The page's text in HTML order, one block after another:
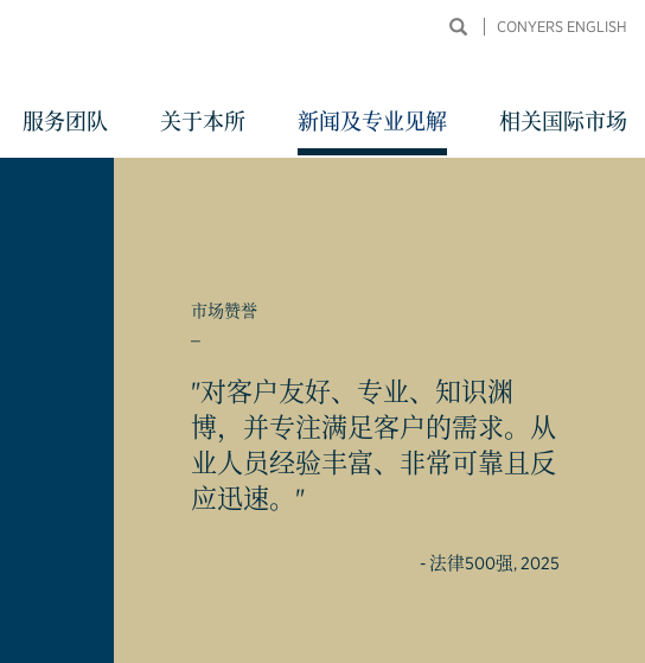
CONYERS ENGLISH
服务团队 关于本所 新闻及专业见解 相关国际市场
市场赞誉
"对客户友好、专业、知识渊
博，并专注满足客户的需求。从
业人员经验丰富、非常可靠且反
应迅速。"
- 法律500强, 2025